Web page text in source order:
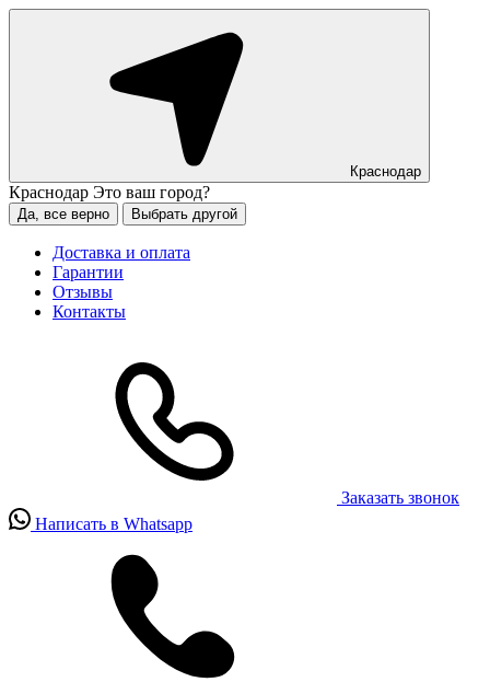
Краснодар
Краснодар Это ваш город?
Да, все верно Выбрать другой
Доставка и оплата
Гарантии
Отзывы
Контакты
Заказать звонок
Написать в Whatsapp